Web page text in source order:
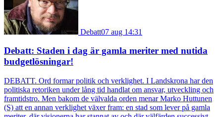
Debatt07 aug 14:31
Debatt: Staden i dag är gamla meriter med nutida
budgetlösningar!
DEBATT. Ord formar politik och verklighet. I Landskrona har den
politiska retoriken under lång tid handlat om ansvar, utveckling och
framtidstro. Men bakom de välvalda orden menar Marko Huttunen
(S) att en annan verklighet växer fram: en stad som lever på gamla